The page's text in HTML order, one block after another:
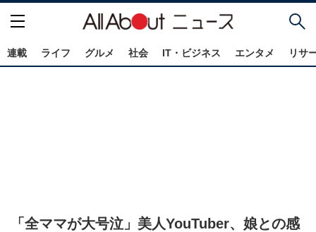
連載 ライフ グルメ 社会 IT・ビジネス エンタメ リサ
「全ママが大号泣」美人YouTuber、娘との感